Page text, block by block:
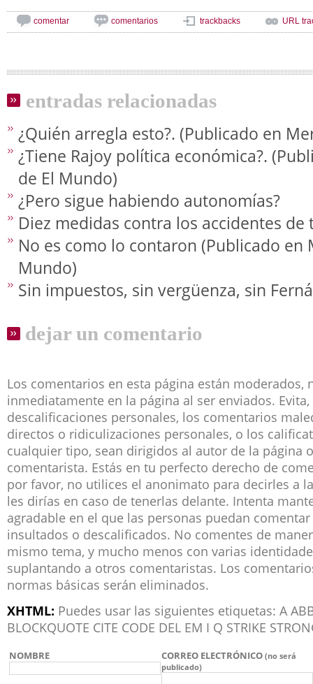
comentar comentarios trackbacks URL
entradas relacionadas
¿Quién arregla esto?. (Publicado en
¿Tiene Rajoy política económica?.
de El Mundo)
¿Pero sigue habiendo autonomías?
Diez medidas contra los accidentes de
No es como lo contaron (Publicado en
Mundo)
Sin impuestos, sin vergüenza, sin
dejar un comentario
Los comentarios en esta página están moderados,
inmediatamente en la página al ser enviados.
descalificaciones personales, los comentarios
directos o ridiculizaciones personales, o los
cualquier tipo, sean dirigidos al autor de la página
comentarista. Estás en tu perfecto derecho de
por favor, no utilices el anonimato para decirles a
les dirías en caso de tenerlas delante. Intenta
agradable en el que las personas puedan
insultados o descalificados. No comentes de
mismo tema, y mucho menos con varias
suplantando a otros comentaristas. Los
normas básicas serán eliminados.
XHTML: Puedes usar las siguientes etiquetas: A
BLOCKQUOTE CITE CODE DEL EM I Q STRIKE
NOMBRE CORREO ELECTRÓNICO(no será
publicado)